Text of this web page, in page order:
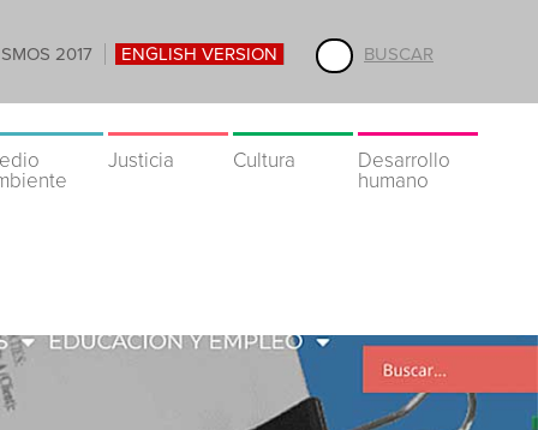
BUSCAR
2017 ENGLISH VERSION
Justicia Cultura
Desarrollo
humano